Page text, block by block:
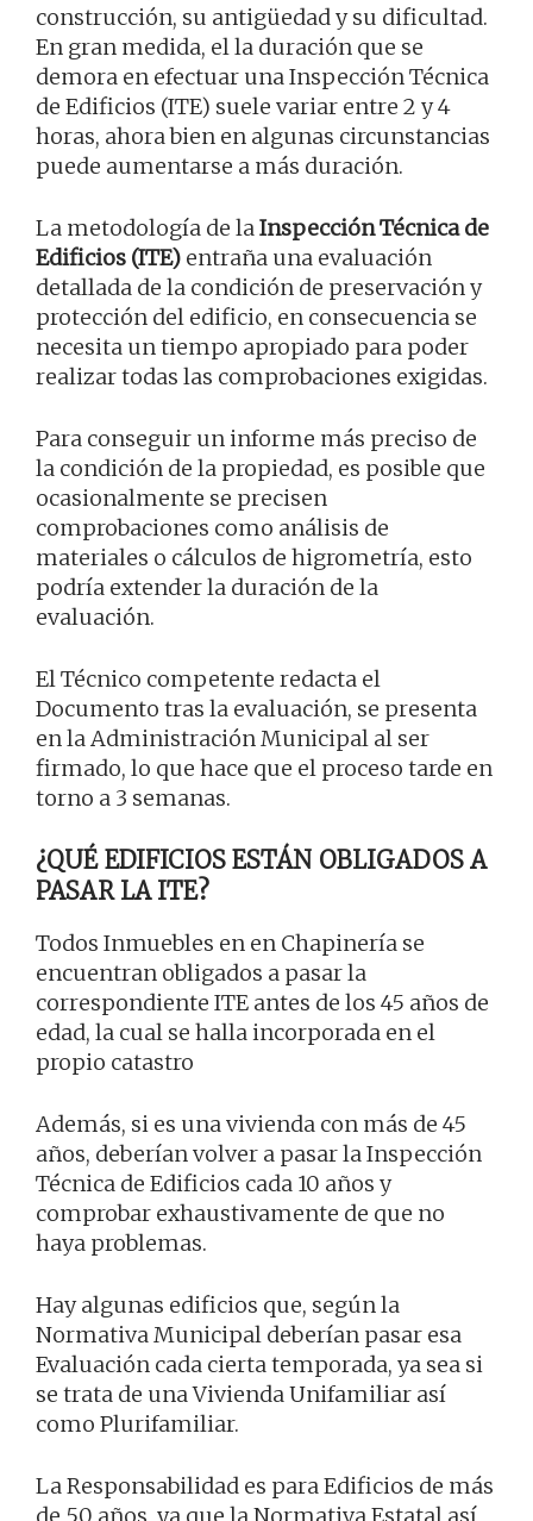
construcción, su antigüedad y su dificultad.
En gran medida, el la duración que se
demora en efectuar una Inspección Técnica
de Edificios (ITE) suele variar entre 2 y 4
horas, ahora bien en algunas circunstancias
puede aumentarse a más duración.
La metodología de laInspección Técnica de
Edificios (ITE) entraña una evaluación
detallada de la condición de preservación y
protección del edificio, en consecuencia se
necesita un tiempo apropiado para poder
realizar todas las comprobaciones exigidas.
Para conseguir un informe más preciso de
la condición de la propiedad, es posible que
ocasionalmente se precisen
comprobaciones como análisis de
materiales o cálculos de higrometría, esto
podría extender la duración de la
evaluación.
El Técnico competente redacta el
Documento tras la evaluación, se presenta
en la Administración Municipal al ser
firmado, lo que hace que el proceso tarde en
torno a 3 semanas.
¿QUÉ EDIFICIOS ESTÁN OBLIGADOS A
PASAR LA ITE?
Todos Inmuebles en en Chapinería se
encuentran obligados a pasar la
correspondiente ITE antes de los 45 años de
edad, la cual se halla incorporada en el
propio catastro
Además, si es una vivienda con más de 45
años, deberían volver a pasar la Inspección
Técnica de Edificios cada 10 años y
comprobar exhaustivamente de que no
haya problemas.
Hay algunas edificios que, según la
Normativa Municipal deberían pasar esa
Evaluación cada cierta temporada, ya sea si
se trata de una Vivienda Unifamiliar así
como Plurifamiliar.
La Responsabilidad es para Edificios de más
de 50 años, ya que la Normativa Estatal así